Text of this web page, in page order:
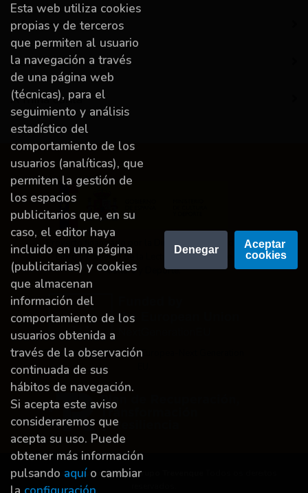
Información
Destacado
A miña conta
Proyecto financiado por la Dirección General del
Libro y Fomento de la Lectura, Ministerio de
Cultura y Deporte.
Financiado por la Unión Europea-Next Generation
Dereitos de autor © 2026Grupo Trevenque
Esta web utiliza cookies
propias y de terceros
que permiten al usuario
la navegación a través
de una página web
(técnicas), para el
seguimiento y análisis
estadístico del
comportamiento de los
usuarios (analíticas), que
permiten la gestión de
los espacios
publicitarios que, en su
caso, el editor haya
incluido en una página
(publicitarias) y cookies
que almacenan
información del
comportamiento de los
usuarios obtenida a
través de la observación
continuada de sus
hábitos de navegación.
Si acepta este aviso
consideraremos que
acepta su uso. Puede
obtener más información
pulsando aquío cambiar
Denegar
Aceptar
cookies